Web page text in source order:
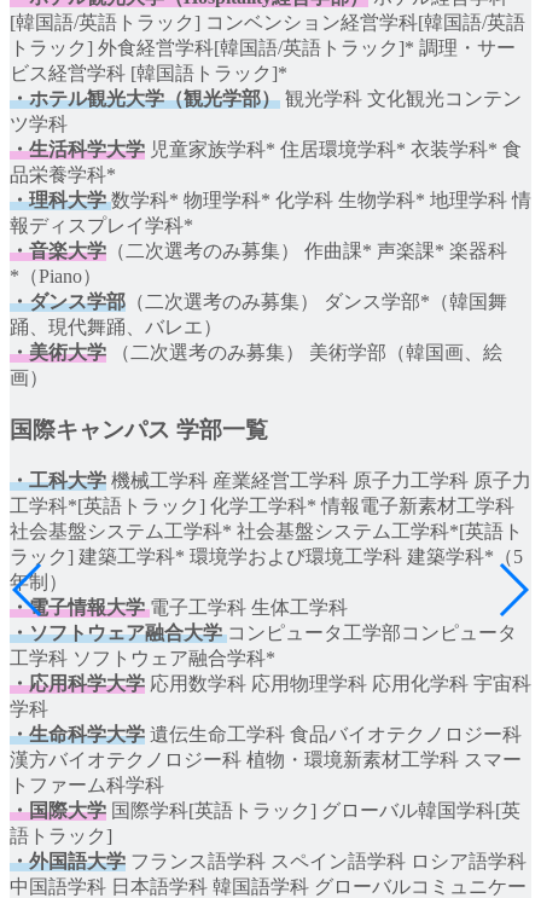
[韓国語/英語トラック] コンベンション経営学科[韓国語/英語
トラック] 外食経営学科[韓国語/英語トラック]* 調理・サー
ビス経営学科 [韓国語トラック]*
・ホテル観光大学（観光学部） 観光学科 文化観光コンテン
ツ学科
・生活科学大学 児童家族学科* 住居環境学科* 衣装学科* 食
品栄養学科*
・理科大学数学科* 物理学科* 化学科 生物学科* 地理学科 情
報ディスプレイ学科*
・音楽大学 （二次選考のみ募集） 作曲課* 声楽課* 楽器科
*（Piano）
・ダンス学部 （二次選考のみ募集） ダンス学部*（韓国舞
踊、現代舞踊、バレエ）
・美術大学 （二次選考のみ募集） 美術学部（韓国画、絵
画）
国際キャンパス 学部一覧
・工科大学 機械工学科 産業経営工学科 原子力工学科 原子力
工学科*[英語トラック] 化学工学科* 情報電子新素材工学科
社会基盤システム工学科* 社会基盤システム工学科*[英語ト
ラック] 建築工学科* 環境学および環境工学科 建築学科*（5
年制）
・電子情報大学電子工学科 生体工学科
・ソフトウェア融合大学コンピュータ工学部コンピュータ
工学科 ソフトウェア融合学科*
・応用科学大学 応用数学科 応用物理学科 応用化学科 宇宙科
学科
・生命科学大学 遺伝生命工学科 食品バイオテクノロジー科
漢方バイオテクノロジー科 植物・環境新素材工学科 スマー
トファーム科学科
・国際大学 国際学科[英語トラック] グローバル韓国学科[英
語トラック]
・外国語大学 フランス語学科 スペイン語学科 ロシア語学科
中国語学科 日本語学科 韓国語学科 グローバルコミュニケー